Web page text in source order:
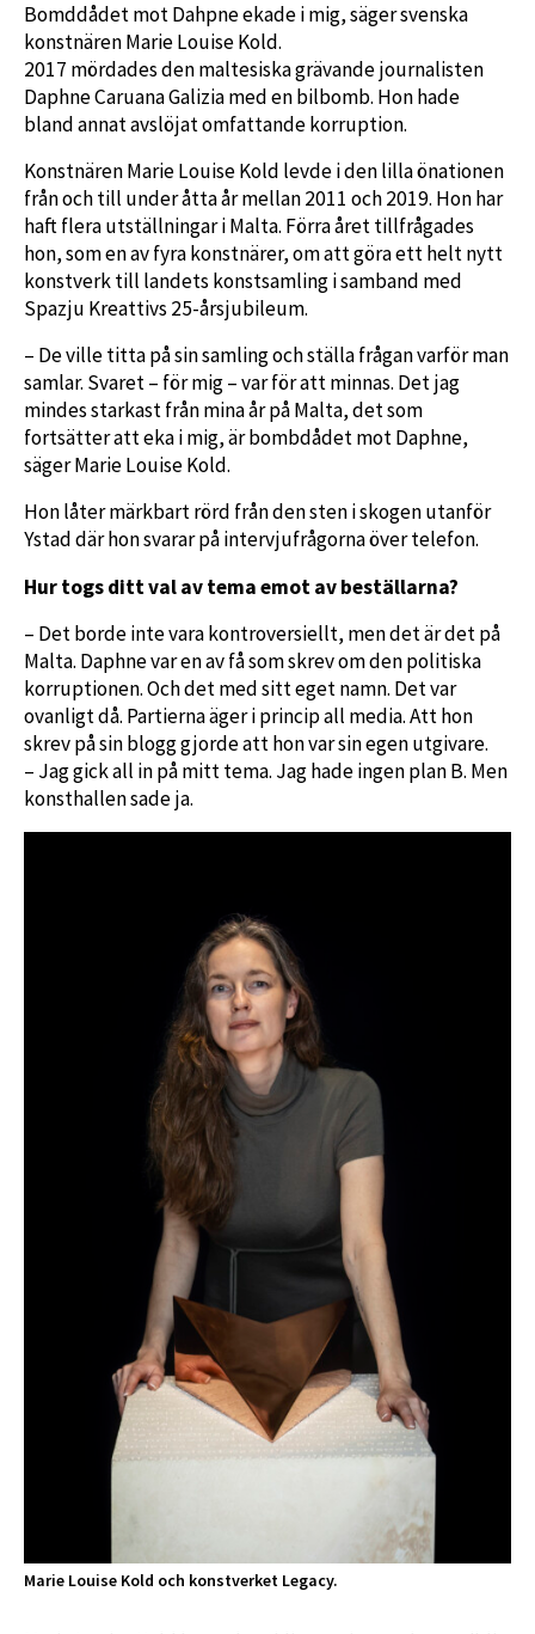
Bomddådet mot Dahpne ekade i mig, säger svenska
konstnären Marie Louise Kold.
2017 mördades den maltesiska grävande journalisten
Daphne Caruana Galizia med en bilbomb. Hon hade
bland annat avslöjat omfattande korruption.
Konstnären Marie Louise Kold levde i den lilla önationen
från och till under åtta år mellan 2011 och 2019. Hon har
haft flera utställningar i Malta. Förra året tillfrågades
hon, som en av fyra konstnärer, om att göra ett helt nytt
konstverk till landets konstsamling i samband med
Spazju Kreattivs 25-årsjubileum.
– De ville titta på sin samling och ställa frågan varför man
samlar. Svaret – för mig – var för att minnas. Det jag
mindes starkast från mina år på Malta, det som
fortsätter att eka i mig, är bombdådet mot Daphne,
säger Marie Louise Kold.
Hon låter märkbart rörd från den sten i skogen utanför
Ystad där hon svarar på intervjufrågorna över telefon.
Hur togs ditt val av tema emot av beställarna?
– Det borde inte vara kontroversiellt, men det är det på
Malta. Daphne var en av få som skrev om den politiska
korruptionen. Och det med sitt eget namn. Det var
ovanligt då. Partierna äger i princip all media. Att hon
skrev på sin blogg gjorde att hon var sin egen utgivare.
– Jag gick all in på mitt tema. Jag hade ingen plan B. Men
konsthallen sade ja.
Marie Louise Kold och konstverket Legacy.